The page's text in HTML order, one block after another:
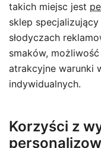
takich miejsc jest
sklep
słodyczach
smaków,
atrakcyjne warunki
indywidualnych.
Korzyści z